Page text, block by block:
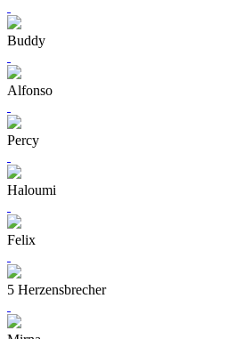
Buddy
Alfonso
Percy
Haloumi
Felix
5 Herzensbrecher